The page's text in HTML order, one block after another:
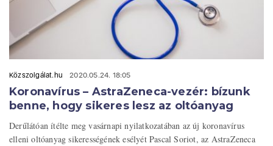
Közszolgálat.hu 2020.05.24. 18:05
Koronavírus – AstraZeneca-vezér: bízunk
benne, hogy sikeres lesz az oltóanyag
Derűlátóan ítélte meg vasárnapi nyilatkozatában az új koronavírus
elleni oltóanyag sikerességének esélyét Pascal Soriot, az AstraZeneca